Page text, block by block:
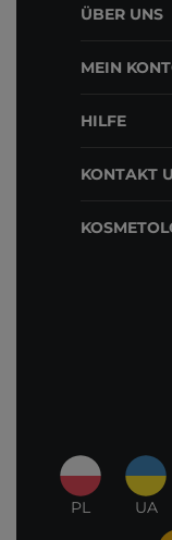
ÜBER UNS
MEIN
HILFE
KONTAKT
PL UA